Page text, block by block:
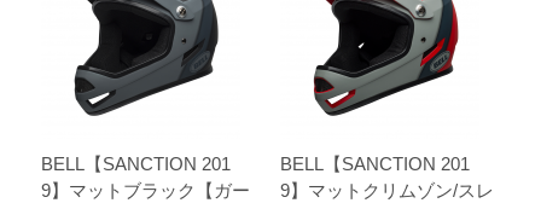
BELL【SANCTION 201
9】マットブラック【ガー
BELL【SANCTION 201
9】マットクリムゾン/スレ